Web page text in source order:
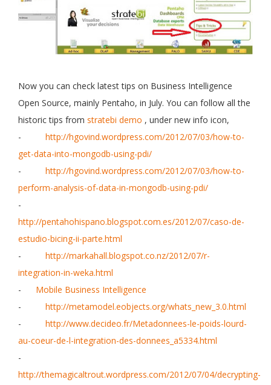
Now you can check latest tips on Business Intelligence
Open Source, mainly Pentaho, in July. You can follow all the
historic tips from stratebi demo , under new info icon,
-
http://hgovind.wordpress.com/2012/07/03/how-to-
get-data-into-mongodb-using-pdi/
-
http://hgovind.wordpress.com/2012/07/03/how-to-
perform-analysis-of-data-in-mongodb-using-pdi/
-
http://pentahohispano.blogspot.com.es/2012/07/caso-de-
estudio-bicing-ii-parte.html
-
http://markahall.blogspot.co.nz/2012/07/r-
integration-in-weka.html
- Mobile Business Intelligence
-
http://metamodel.eobjects.org/whats_new_3.0.html
-
http://www.decideo.fr/Metadonnees-le-poids-lourd-
au-coeur-de-l-integration-des-donnees_a5334.html
-
http://themagicaltrout.wordpress.com/2012/07/04/decrypting-